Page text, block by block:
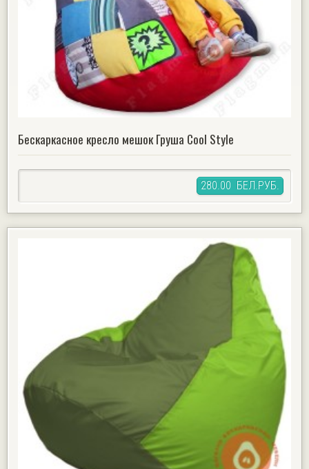
Бескаркасное кресло мешок Груша Cool Style
280.00 БЕЛ.РУБ.